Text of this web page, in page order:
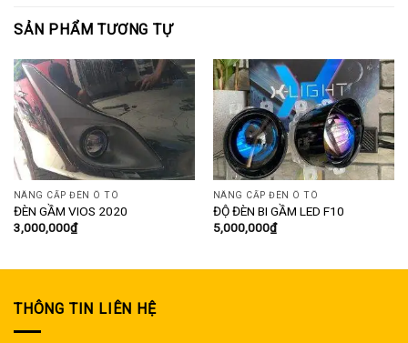
SẢN PHẨM TƯƠNG TỰ
NÂNG CẤP ĐÈN Ô TÔ
ĐÈN GẦM VIOS 2020
3,000,000₫
NÂNG CẤP ĐÈN Ô TÔ
ĐỘ ĐÈN BI GẦM LED F10
5,000,000₫
THÔNG TIN LIÊN HỆ